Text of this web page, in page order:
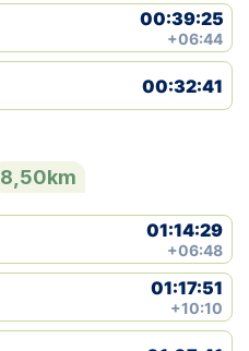
00:39:25
+06:44
00:32:41
8,50km
01:14:29
+06:48
01:17:51
+10:10